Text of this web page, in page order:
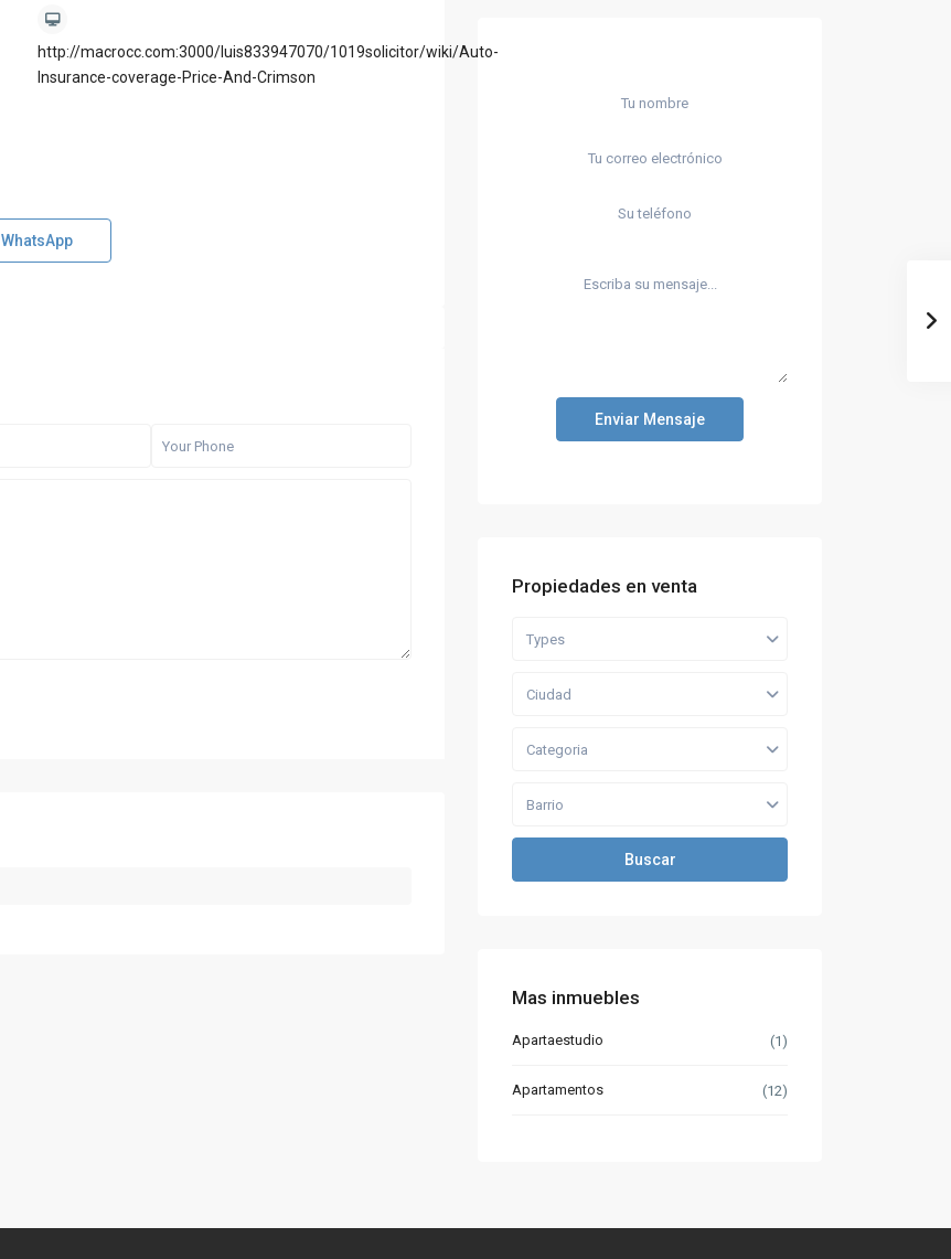
http://macrocc.com:3000/luis833947070/1019solicitor/wiki/Auto-
Insurance-coverage-Price-And-Crimson
WhatsApp
Enviar Mensaje
Propiedades en venta
Types
Ciudad
Categoria
Barrio
Buscar
Mas inmuebles
Apartaestudio (1)
Apartamentos (12)